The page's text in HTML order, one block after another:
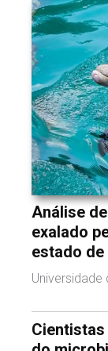
Análise
exalado
estado de
Universidade